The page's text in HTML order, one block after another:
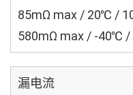
85mΩ max / 20℃ /
580mΩ max / -40℃ /
漏电流